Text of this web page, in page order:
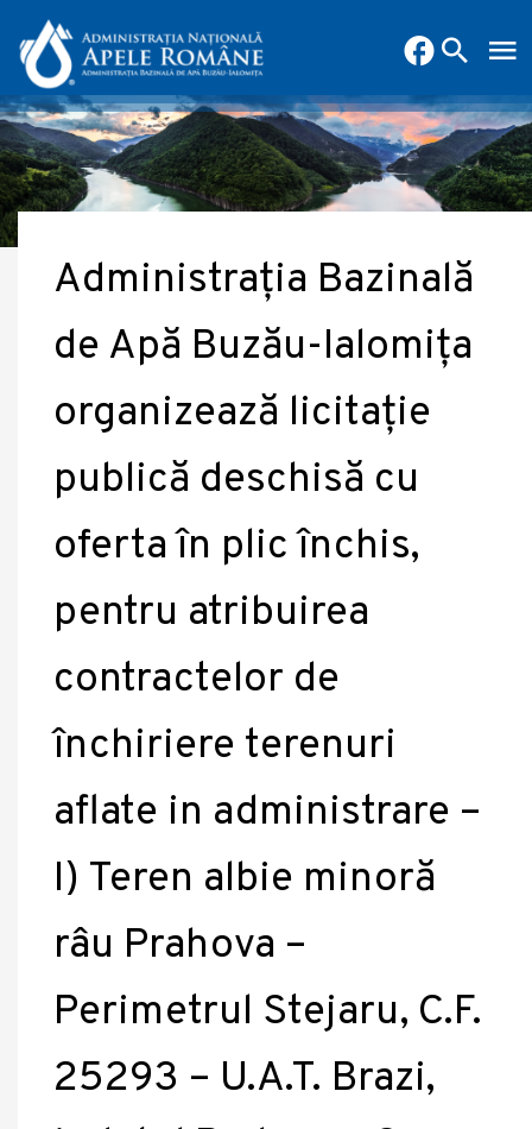
Administrația Bazinală
de Apă Buzău-Ialomița
organizează licitație
publică deschisă cu
oferta în plic închis,
pentru atribuirea
contractelor de
închiriere terenuri
aflate in administrare –
I) Teren albie minoră
râu Prahova –
Perimetrul Stejaru, C.F.
25293 – U.A.T. Brazi,